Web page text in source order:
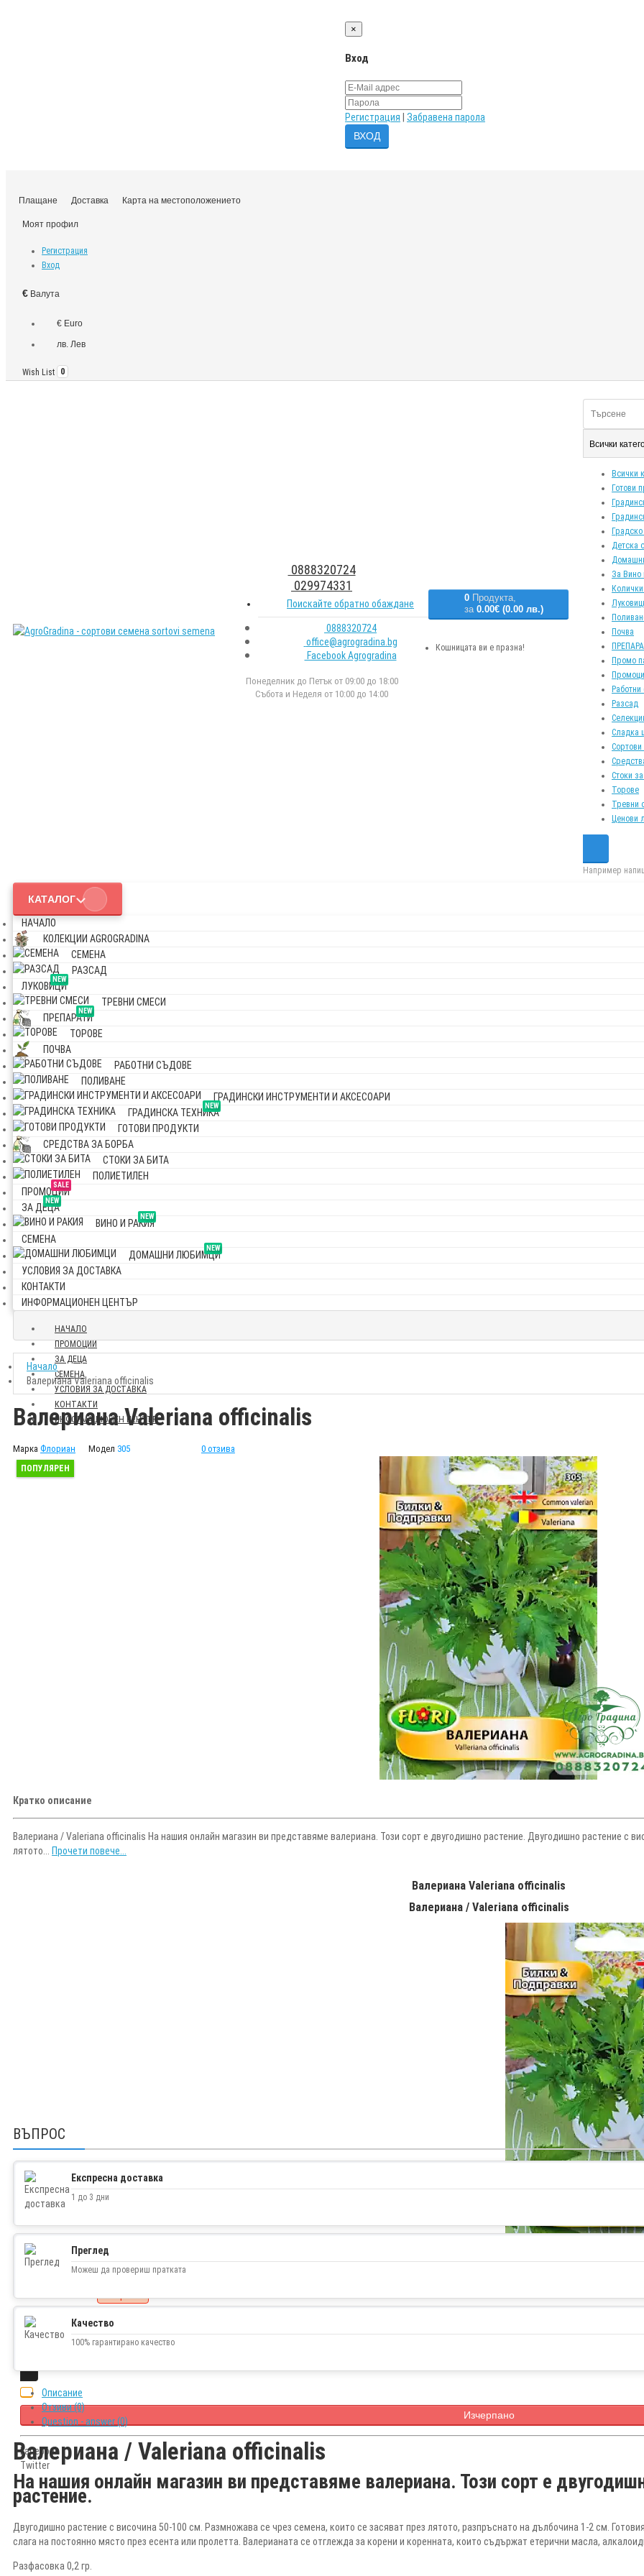
×
Вход
Регистрация Забравена парола
Плащане Доставка Карта на местоположението
Моят профил
Регистрация
Вход
€ Валута
€ Euro
лв. Лев
Wish List 0
0888320724
029974331
Поискайте обратно обаждане
0888320724
office@agrogradina.bg
Facebook Agrogradina
Понеделник до Петък от 09:00 до 18:00
Събота и Неделя от 10:00 до 14:00
0 Продукта,
за 0.00€ (0.00 лв.)
Кошницата ви е празна!
Всички
Всички
Готови
Детска
За Вино
Почва
Промо
Разсад
Сладка
Стоки
Торове
Тревни
Ценови
Например
КАТАЛОГ
НАЧАЛО
КОЛЕКЦИИ AGROGRADINA
СЕМЕНА
РАЗСАД
NEW
ЛУКОВИЦИ
ТРЕВНИ СМЕСИ
NEW
ПРЕПАРАТИ
ТОРОВЕ
ПОЧВА
РАБОТНИ СЪДОВЕ
ПОЛИВАНЕ
ГРАДИНСКИ ИНСТРУМЕНТИ И АКСЕСОАРИ
NEW
ГРАДИНСКА ТЕХНИКА
ГОТОВИ ПРОДУКТИ
СРЕДСТВА ЗА БОРБА
СТОКИ ЗА БИТА
ПОЛИЕТИЛЕН
SALE
ПРОМОЦИИ
NEW
ЗА ДЕЦА
NEW
ВИНО И РАКИЯ
СЕМЕНА
NEW
ДОМАШНИ ЛЮБИМЦИ
УСЛОВИЯ ЗА ДОСТАВКА
КОНТАКТИ
ИНФОРМАЦИОНЕН ЦЕНТЪР
НАЧАЛО
ПРОМОЦИИ
ЗА ДЕЦА
СЕМЕНА
УСЛОВИЯ ЗА ДОСТАВКА
КОНТАКТИ
ИНФОРМАЦИОНЕН ЦЕНТЪР
Начало
Валериана Valeriana officinalis
Валериана Valeriana officinalis
Марка Флориан Модел 305 0 отзива
ПОПУЛЯРЕН
Кратко описание
Валериана / Valeriana officinalis На нашия онлайн магазин ви представяме валериана. Този сорт е двугодишно растение. Двугодишно растение с
лятото... Прочети повече...
Валериана Valeriana officinalis
Валериана / Valeriana officinalis
0.92€ (1.80 лв.)
Изчерпано
Facebook
Twitter
ВЪПРОС
Експресна доставка
1 до 3 дни
Преглед
Можеш да провериш пратката
Качество
100% гарантирано качество
Описание
Отзиви (0)
Question - answer (0)
Валериана / Valeriana officinalis
На нашия онлайн магазин ви представяме валериана. Този сорт е
растение.
Двугодишно растение с височина 50-100 см. Размножава се чрез семена, които се засяват през лятото, разпръснато на дълбочина 1-2 см.
слага на постоянно място през есента или пролетта. Валерианата се отглежда за корени и коренната, които съдържат етерични масла,
Разфасовка 0,2 гр.